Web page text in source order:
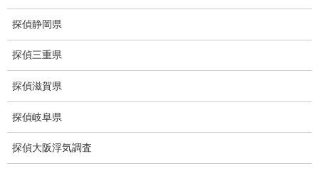
弊社が選ばれる理由
盗撮器
盗撮調査愛知県
電磁波測定調査
電磁波とは
ストーカー調査
探偵静岡県
探偵三重県
探偵滋賀県
探偵岐阜県
探偵大阪浮気調査